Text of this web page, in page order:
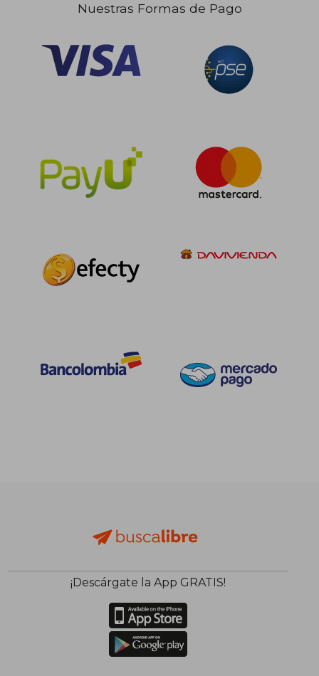
10%
Nuestras Formas de Pago
¡Descárgate la App GRATIS!